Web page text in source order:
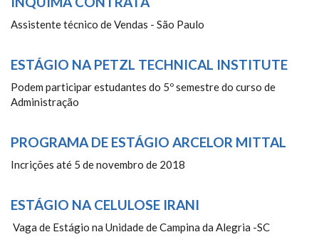
Assistente técnico de Vendas - São Paulo
ESTÁGIO NA PETZL TECHNICAL INSTITUTE
Podem participar estudantes do 5º semestre do curso de
Administração
PROGRAMA DE ESTÁGIO ARCELOR MITTAL
Incrições até 5 de novembro de 2018
ESTÁGIO NA CELULOSE IRANI
Vaga de Estágio na Unidade de Campina da Alegria -SC